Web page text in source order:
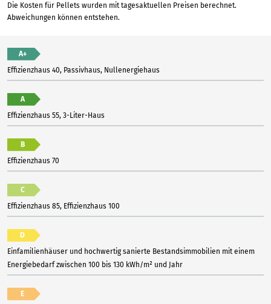
Die Kosten für Pellets wurden mit tagesaktuellen Preisen berechnet.
Abweichungen können entstehen.
A+
Effizienzhaus 40, Passivhaus, Nullenergiehaus
A
Effizienzhaus 55, 3-Liter-Haus
B
Effizienzhaus 70
C
Effizienzhaus 85, Effizienzhaus 100
D
Einfamilienhäuser und hochwertig sanierte Bestandsimmobilien mit einem
Energiebedarf zwischen 100 bis 130 kWh/m² und Jahr
E